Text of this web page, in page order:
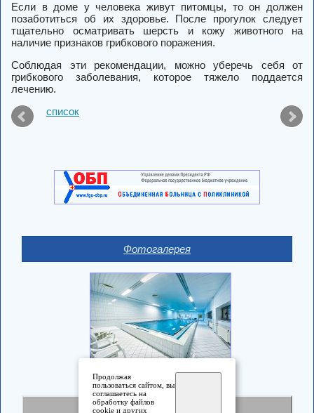
Если в доме у человека живут питомцы, то он должен
позаботиться об их здоровье. После прогулок следует
тщательно осматривать шерсть и кожу животного на
наличие признаков грибкового поражения.
Соблюдая эти рекомендации, можно уберечь себя от
грибкового заболевания, которое тяжело поддается
лечению.
список
Фотогалерея
Полная версия
Продолжая
пользоваться сайтом, вы
соглашаетесь на
обработку файлов
cookie и других